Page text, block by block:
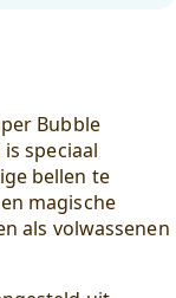
Bubble
speciaal
bellen te
magische
als volwassenen